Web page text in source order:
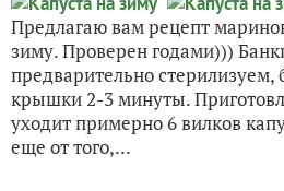
Предлагаю вам рецепт
зиму. Проверен годами)))
предварительно стерилизуем,
крышки 2-3 минуты.
уходит примерно 6 вилков
еще от того,...